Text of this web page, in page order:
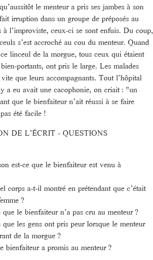
le menteur a pris ses jambes à son
irruption dans un groupe de préposés au
à l’improviste, ceux-ci se sont enfuis. Du coup,
s’est accroché au cou du menteur. Quand
linceul de la morgue, tous ceux qui étaient
portants, ont pris le large. Les malades
que leurs accompagnants. Tout l’hôpital
a eu avait une cacophonie, on criait : "un
que le bienfaiteur n’ait réussi à se faire
été facile !
DE L’ÉCRIT - QUESTIONS
est-ce que le bienfaiteur est venu à
corps a-t-il montré en prétendant que c’était
?
le bienfaiteur n’a pas cru au menteur ?
les gens ont pris peur lorsque le menteur
de la morgue ?
bienfaiteur a promis au menteur ?